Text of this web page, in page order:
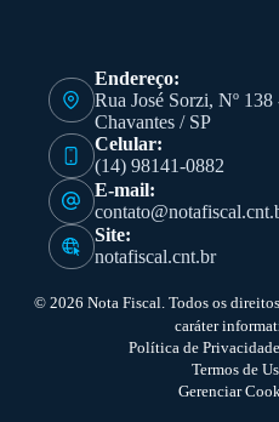
Endereço:
Rua José Sorzi, Nº 138
Chavantes / SP
Celular:
(14) 98141-0882
E-mail:
Site:
notafiscal.cnt.br
© 2026 Nota Fiscal. Todos os
caráter
Política de
Termos de
Gerenciar